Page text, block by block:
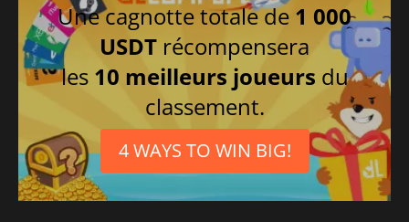
Une cagnotte totale de 1 000
USDT récompensera
les 10 meilleurs joueurs du
classement.
4 WAYS TO WIN BIG!